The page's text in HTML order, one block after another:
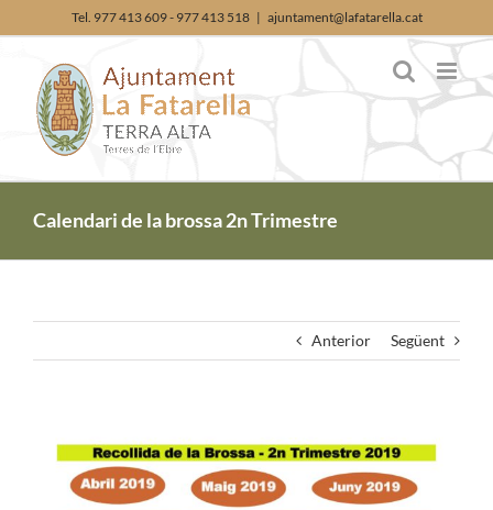
to
Tel. 977 413 609 - 977 413 518 | ajuntament@lafatarella.cat
Calendari de la brossa 2n Trimestre
Anterior Següent
Larger
Image